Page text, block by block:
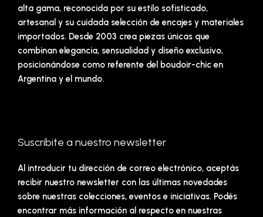
alta gama, reconocida por su estilo sofisticado,
artesanal y su cuidada selección de encajes y materiales
importados. Desde 2003 crea piezas únicas que
combinan elegancia, sensualidad y diseño exclusivo,
posicionándose como referente del boudoir-chic en
Argentina y el mundo.
Suscribite a nuestro newsletter
Al introducir tu dirección de correo electrónico, aceptás
recibir nuestro newsletter con las últimas novedades
sobre nuestras colecciones, eventos e iniciativas. Podés
encontrar más información al respecto en nuestras